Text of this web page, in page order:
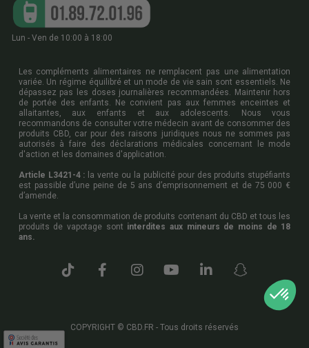
Lun - Ven de 10:00 à 18:00
Les compléments alimentaires ne remplacent pas une alimentation
variée. Un régime équilibré et un mode de vie sain sont essentiels. Ne
dépassez pas les doses journalières recommandées. Maintenir hors
de portée des enfants. Ne convient pas aux femmes enceintes et
allaitantes, aux enfants et aux adolescents. Nous vous
recommandons de consulter votre médecin avant de consommer des
produits CBD, car pour des raisons juridiques nous ne sommes pas
autorisés à faire des déclarations médicales concernant le mode
d'action et les domaines d'application.
Article L3421-4 : la vente ou la publicité pour des produits stupéfiants
est passible d’une peine de 5 ans d’emprisonnement et de 75 000 €
d’amende.
La vente et la consommation de produits contenant du CBD et tous les
produits de vapotage sont interdites aux mineurs de moins de 18
ans.
COPYRIGHT © CBD.FR - Tous droits réservés